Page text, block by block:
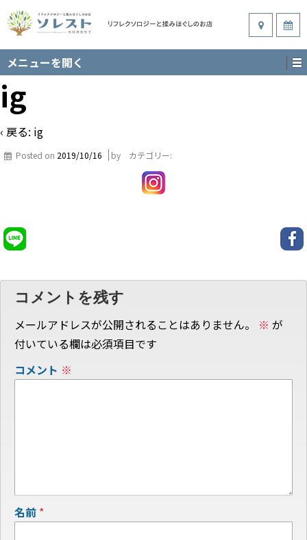
メニューを開く
ig
‹ 戻る: ig
Posted on 2019/10/16 by カテゴリー:
コメントを残す
メールアドレスが公開されることはありません。 ※ が
付いている欄は必須項目です
コメント ※
名前 *